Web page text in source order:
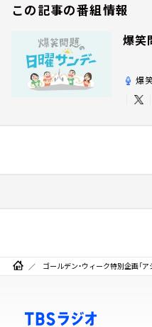
この記事の番組情報
爆笑
爆
ゴールデン・ウィーク特別企画「